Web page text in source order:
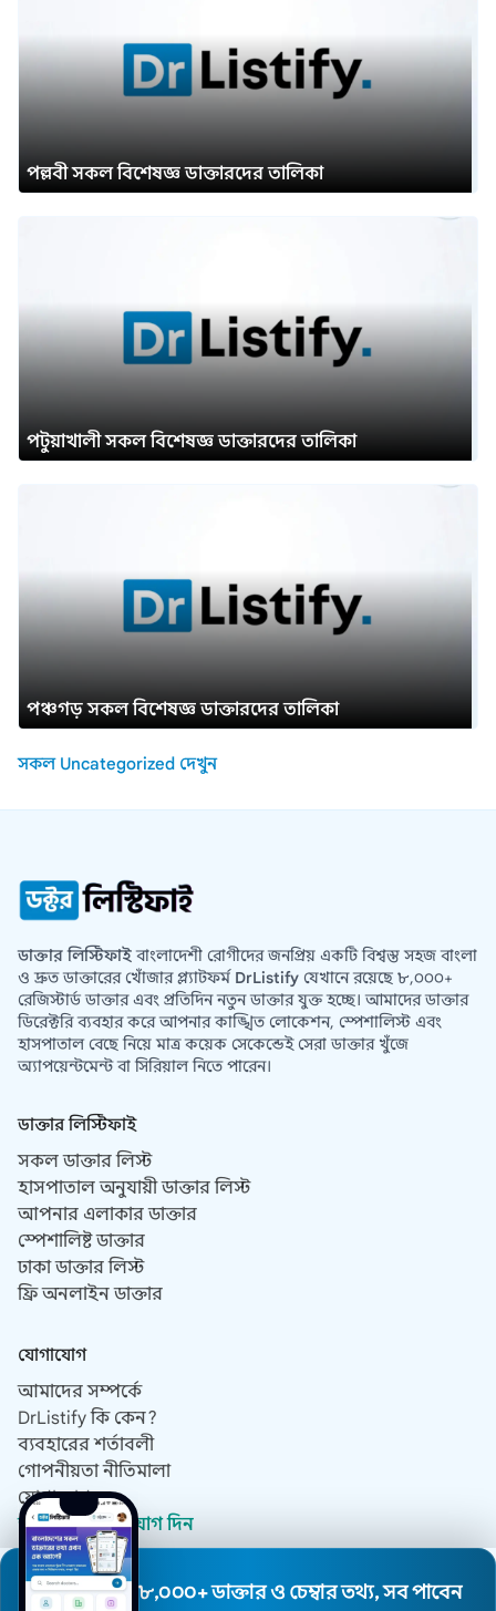
পল্লবী সকল বিশেষজ্ঞ ডাক্তারদের তালিকা
পটুয়াখালী সকল বিশেষজ্ঞ ডাক্তারদের তালিকা
পঞ্চগড় সকল বিশেষজ্ঞ ডাক্তারদের তালিকা
সকল Uncategorized দেখুন
ডাক্তার লিস্টিফাইবাংলাদেশী রোগীদের জনপ্রিয় একটি বিশ্বস্ত সহজ বাংলা
ও দ্রুত ডাক্তারের খোঁজার প্ল্যাটফর্ম DrListify যেখানে রয়েছে ৮,০০০+
রেজিস্টার্ড ডাক্তার এবং প্রতিদিন নতুন ডাক্তার যুক্ত হচ্ছে। আমাদের ডাক্তার
ডিরেক্টরি ব্যবহার করে আপনার কাঙ্খিত লোকেশন, স্পেশালিস্ট এবং
হাসপাতাল বেছে নিয়ে মাত্র কয়েক সেকেন্ডেই সেরা ডাক্তার খুঁজে
অ্যাপয়েন্টমেন্ট বা সিরিয়াল নিতে পারেন।
ডাক্তার লিস্টিফাই
সকল ডাক্তার লিস্ট
হাসপাতাল অনুযায়ী ডাক্তার লিস্ট
আপনার এলাকার ডাক্তার
স্পেশালিষ্ট ডাক্তার
ঢাকা ডাক্তার লিস্ট
ফ্রি অনলাইন ডাক্তার
যোগাযোগ
আমাদের সম্পর্কে
DrListify কি কেন?
ব্যবহারের শর্তাবলী
গোপনীয়তা নীতিমালা
যোগাযোগ
ডাক্তার হিসেবে যোগ দিন
© 2019 - 2026 সর্বস্বত্ব সংরক্ষিত।
৮,০০০+ ডাক্তার ও চেম্বার তথ্য, সব পাবেন